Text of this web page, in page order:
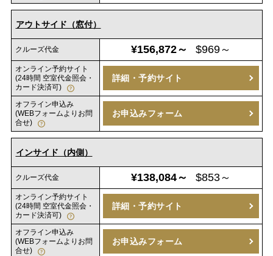
アウトサイド（窓付）
クルーズ代金 ¥156,872～ $969～
オンライン予約サイト
(24時間 空室代金照会・
カード決済可)
詳細・予約サイト
オフライン申込み
(WEBフォームよりお問
合せ)
お申込みフォーム
インサイド（内側）
クルーズ代金 ¥138,084～ $853～
オンライン予約サイト
(24時間 空室代金照会・
カード決済可)
詳細・予約サイト
オフライン申込み
(WEBフォームよりお問
合せ)
お申込みフォーム